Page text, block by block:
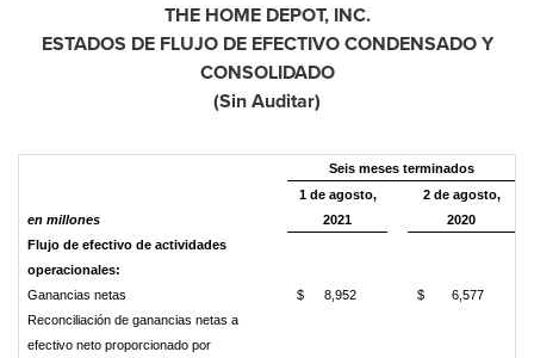
THE HOME DEPOT, INC.
ESTADOS DE FLUJO DE EFECTIVO CONDENSADO Y
CONSOLIDADO
(Sin Auditar)
Seis meses terminados
en millones
1 de agosto,
2021
2 de agosto,
2020
Flujo de efectivo de actividades
operacionales:
Ganancias netas
$ 8,952 $
6,577
Reconciliación de ganancias netas a
efectivo neto proporcionado por